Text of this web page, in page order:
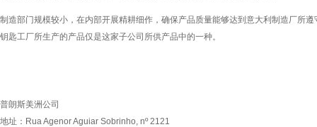
制造部门规模较小，在内部开展精耕细作，确保产品质量能够达到意大利制造厂所
钥匙工厂所生产的产品仅是这家子公司所供产品中的一种。
普朗斯美洲公司
地址： Rua Agenor Aguiar Sobrinho, nº 2121